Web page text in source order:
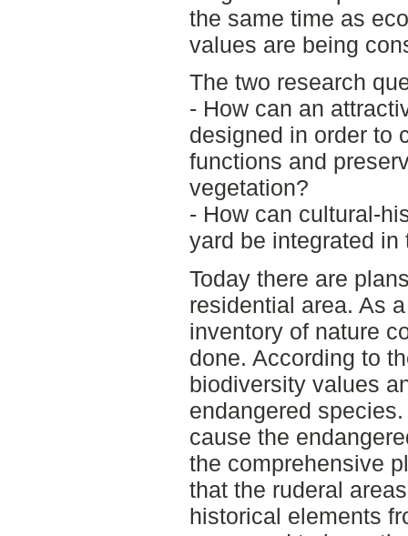
the same time as
values are being
The two research
- How can an
designed in order to
functions and
vegetation?
- How can cultural-
yard be integrated
Today there are
residential area. As
inventory of nature
done. According to
biodiversity values
endangered
cause the
the comprehensive
that the ruderal
historical elements